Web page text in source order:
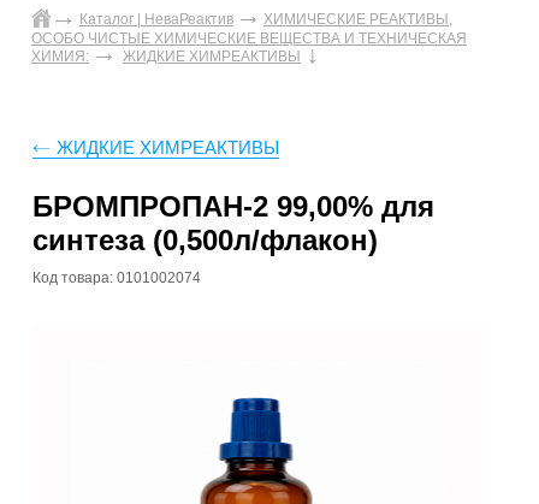
Каталог | НеваРеактив
ХИМИЧЕСКИЕ РЕАКТИВЫ,
ОСОБО ЧИСТЫЕ ХИМИЧЕСКИЕ ВЕЩЕСТВА И ТЕХНИЧЕСКАЯ
ХИМИЯ:
ЖИДКИЕ ХИМРЕАКТИВЫ
ЖИДКИЕ ХИМРЕАКТИВЫ
БРОМПРОПАН-2 99,00% для
синтеза (0,500л/флакон)
Код товара: 0101002074